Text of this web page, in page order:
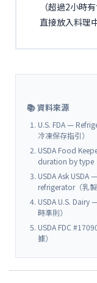
（超過2小時
直接放入料理
📚 資料來源
U.S. FDA —
冷凍保存指引）
USDA Food
duration by type
USDA Ask
refrigerator（乳製
USDA U.S. Dairy
時準則）
USDA FDC
據）